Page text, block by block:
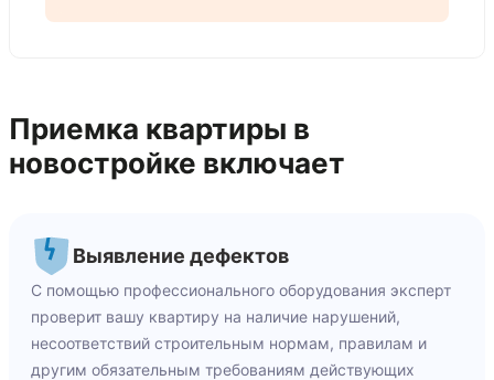
Приемка квартиры в
новостройке включает
Выявление дефектов
С помощью профессионального оборудования эксперт
проверит вашу квартиру на наличие нарушений,
несоответствий строительным нормам, правилам и
другим обязательным требованиям действующих